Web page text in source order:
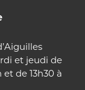
et jeudi de
et de 13h30 à